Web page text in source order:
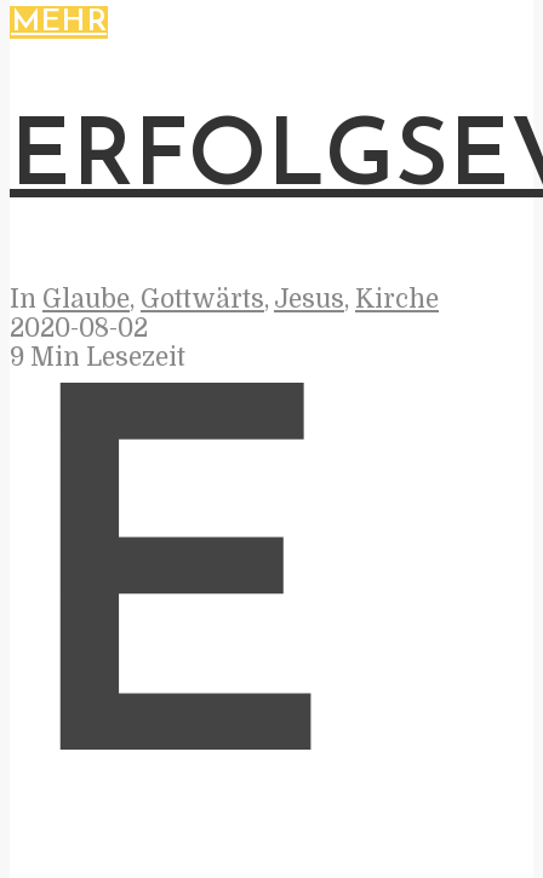
MEHR
In Glaube, Gottwärts, Jesus, Kirche
2020-08-02
9 Min Lesezeit
E